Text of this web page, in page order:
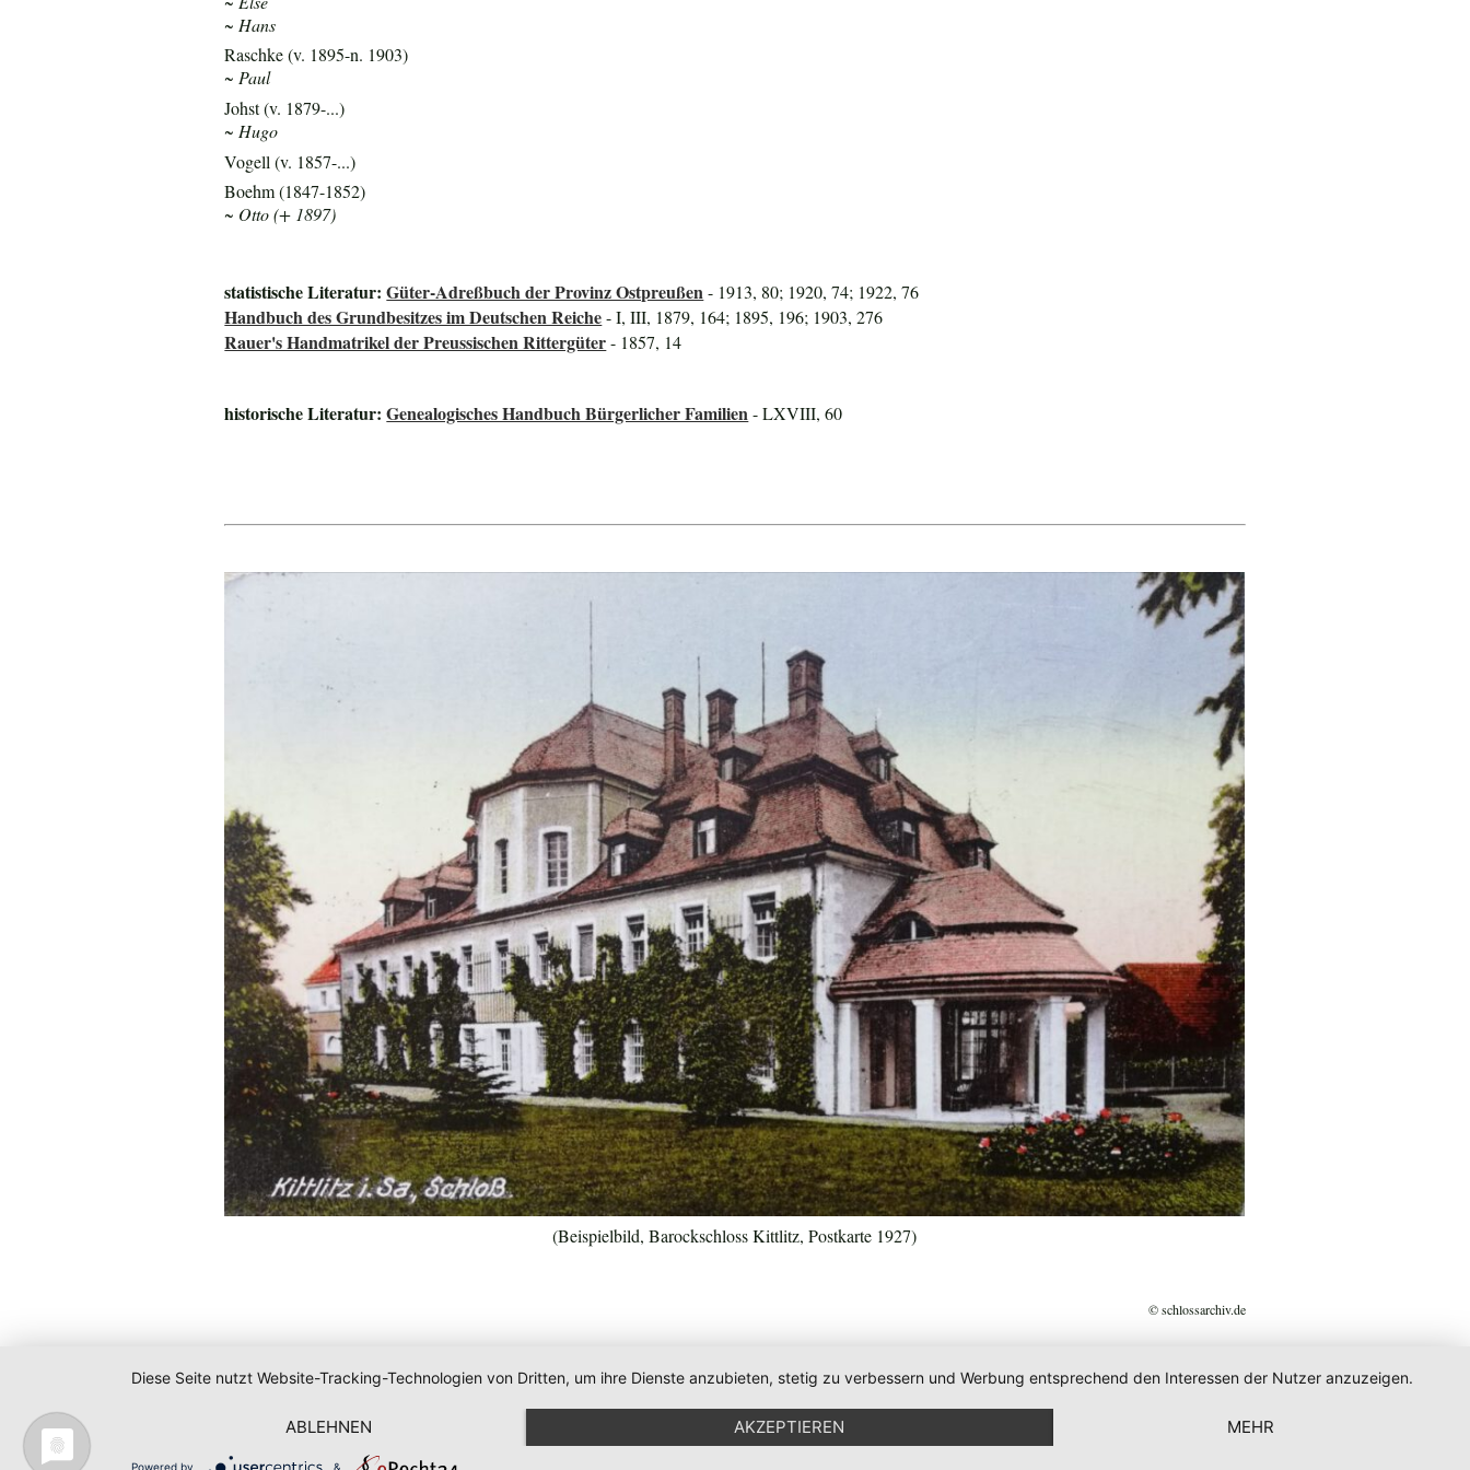
~ Hans
Raschke (v. 1895-n. 1903)
~ Paul
Johst (v. 1879-...)
~ Hugo
Vogell (v. 1857-...)
Boehm (1847-1852)
~ Otto (+ 1897)
statistische Literatur:Güter-Adreßbuch der Provinz Ostpreußen- 1913, 80; 1920, 74; 1922, 76
Handbuch des Grundbesitzes im Deutschen Reiche- I, III, 1879, 164; 1895, 196; 1903, 276
Rauer's Handmatrikel der Preussischen Rittergüter- 1857, 14
historische Literatur:Genealogisches Handbuch Bürgerlicher Familien- LXVIII, 60
(Beispielbild, Barockschloss Kittlitz, Postkarte 1927)
© schlossarchiv.de
Diese Seite nutzt Website-Tracking-Technologien von Dritten, um ihre Dienste anzubieten, stetig zu verbessern und Werbung entsprechend den Interessen der Nutzer anzuzeigen.
ABLEHNEN AKZEPTIEREN MEHR
Powered by &